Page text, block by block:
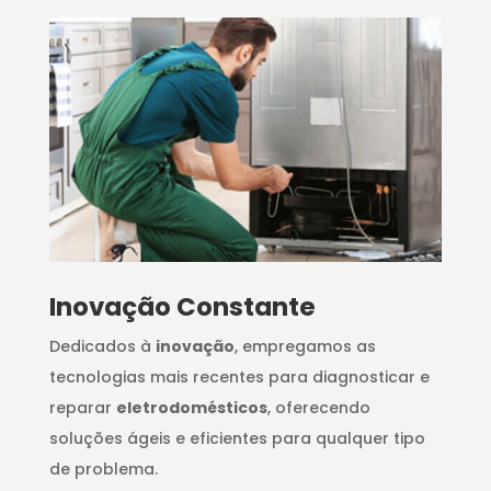
Inovação Constante
Dedicados à inovação, empregamos as
tecnologias mais recentes para diagnosticar e
reparar eletrodomésticos, oferecendo
soluções ágeis e eficientes para qualquer tipo
de problema.